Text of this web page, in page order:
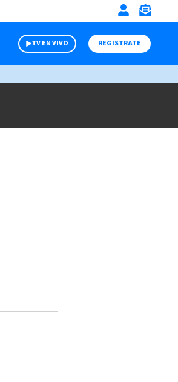
TV EN VIVO REGISTRATE